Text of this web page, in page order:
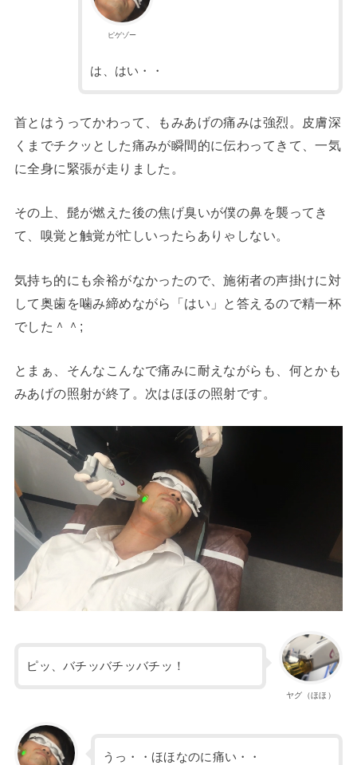
ピゲゾー
は、はい・・
首とはうってかわって、もみあげの痛みは強烈。皮膚深
くまでチクッとした痛みが瞬間的に伝わってきて、一気
に全身に緊張が走りました。
その上、髭が燃えた後の焦げ臭いが僕の鼻を襲ってき
て、嗅覚と触覚が忙しいったらありゃしない。
気持ち的にも余裕がなかったので、施術者の声掛けに対
して奥歯を噛み締めながら「はい」と答えるので精一杯
でした＾＾;
とまぁ、そんなこんなで痛みに耐えながらも、何とかも
みあげの照射が終了。次はほほの照射です。
ヤグ（ほほ）
ピッ、バチッバチッバチッ！
うっ・・ほほなのに痛い・・